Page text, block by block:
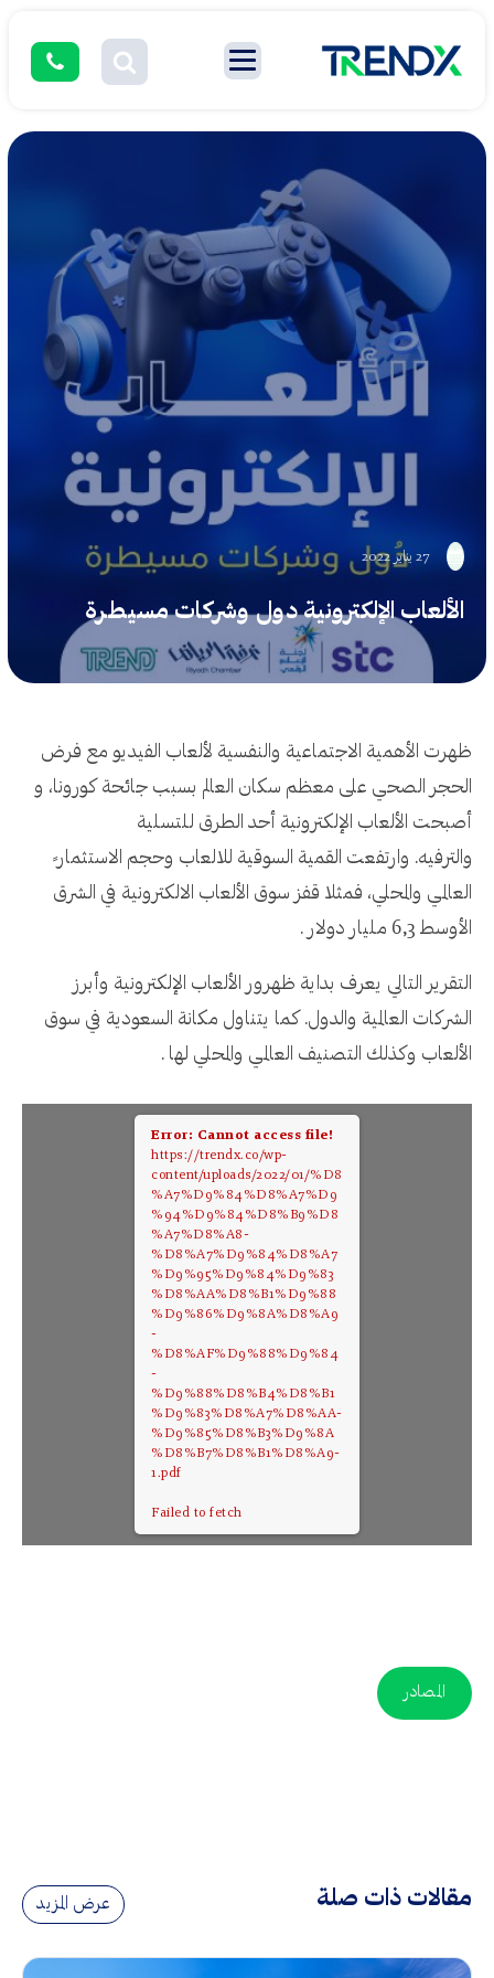
27 يناير 2022
الألعاب الإلكترونية دول وشركات مسيطرة
ظهرت الأهمية الاجتماعية والنفسية لألعاب الفيديو مع فرض
الحجر الصحي على معظم سكان العالم بسبب جائحة كورونا، و
أصبحت الألعاب الإلكترونية أحد الطرق للتسلية
والترفيه. وارتفعت القمية السوقية للالعاب وحجم الاستثمار ً
العالمي والمحلي، فمثلا قفز سوق الألعاب الالكترونية في الشرق
الأوسط 6,3 مليار دولار .
التقرير التالي يعرف بداية ظهرور الألعاب الإلكترونية وأبرز
الشركات العالمية والدول. كما يتناول مكانة السعودية في سوق
الألعاب وكذلك التصنيف العالمي والمحلي لها .
Error: Cannot access file!
https://trendx.co/wp-
content/uploads/2022/01/%D8
%A7%D9%84%D8%A7%D9
%94%D9%84%D8%B9%D8
%A7%D8%A8-
%D8%A7%D9%84%D8%A7
%D9%95%D9%84%D9%83
%D8%AA%D8%B1%D9%88
%D9%86%D9%8A%D8%A9
-
%D8%AF%D9%88%D9%84
-
%D9%88%D8%B4%D8%B1
%D9%83%D8%A7%D8%AA-
%D9%85%D8%B3%D9%8A
%D8%B7%D8%B1%D8%A9-
1.pdf
Failed to fetch
المصادر
مقالات ذات صلة عرض المزيد